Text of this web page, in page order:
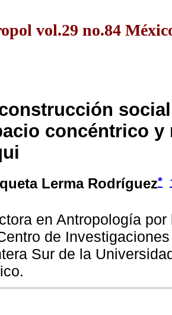
vol.29 no.84
concéntrico
Lerma Rodríguez*
en Antropología
de
Sur de la